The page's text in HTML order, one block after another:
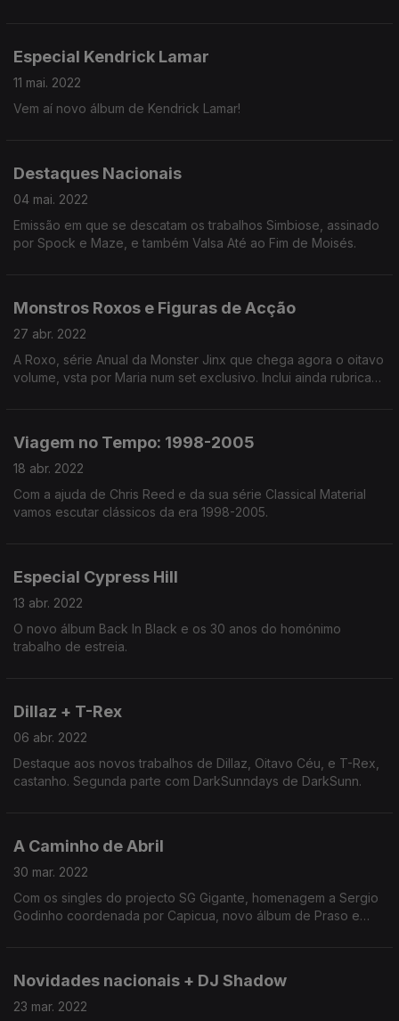
Especial Kendrick Lamar
11 mai. 2022
Vem aí novo álbum de Kendrick Lamar!
Destaques Nacionais
04 mai. 2022
Emissão em que se descatam os trabalhos Simbiose, assinado
por Spock e Maze, e também Valsa Até ao Fim de Moisés.
Monstros Roxos e Figuras de Acção
27 abr. 2022
A Roxo, série Anual da Monster Jinx que chega agora o oitavo
volume, vsta por Maria num set exclusivo. Inclui ainda rubrica
Viagem no Tempo: 1998-2005
18 abr. 2022
Com a ajuda de Chris Reed e da sua série Classical Material
vamos escutar clássicos da era 1998-2005.
Especial Cypress Hill
13 abr. 2022
O novo álbum Back In Black e os 30 anos do homónimo
trabalho de estreia.
Dillaz + T-Rex
06 abr. 2022
Destaque aos novos trabalhos de Dillaz, Oitavo Céu, e T-Rex,
castanho. Segunda parte com DarkSunndays de DarkSunn.
A Caminho de Abril
30 mar. 2022
Com os singles do projecto SG Gigante, homenagem a Sergio
Godinho coordenada por Capicua, novo álbum de Praso e
Novidades nacionais + DJ Shadow
23 mar. 2022